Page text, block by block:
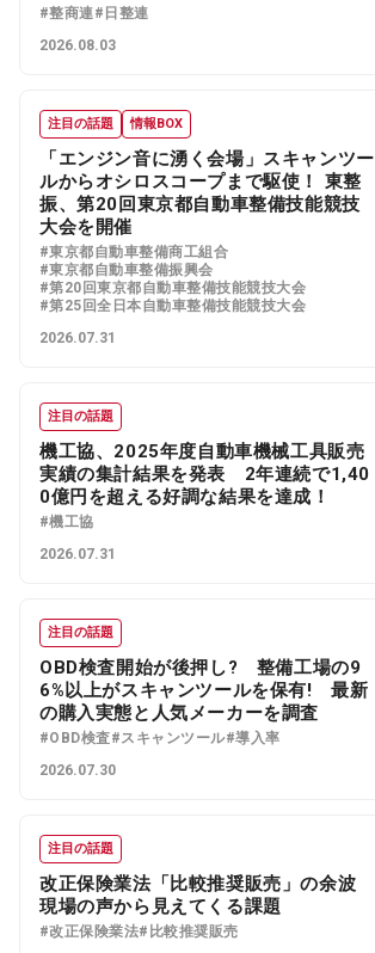
#整商連#日整連
2026.08.03
注目の話題 情報BOX
「エンジン音に湧く会場」スキャンツー
ルからオシロスコープまで駆使！ 東整
振、第20回東京都自動車整備技能競技
大会を開催
#東京都自動車整備商工組合
#東京都自動車整備振興会
#第20回東京都自動車整備技能競技大会
#第25回全日本自動車整備技能競技大会
2026.07.31
注目の話題
機工協、2025年度自動車機械工具販売
実績の集計結果を発表 2年連続で1,40
0億円を超える好調な結果を達成！
#機工協
2026.07.31
注目の話題
OBD検査開始が後押し? 整備工場の9
6%以上がスキャンツールを保有! 最新
の購入実態と人気メーカーを調査
#OBD検査#スキャンツール#導入率
2026.07.30
注目の話題
改正保険業法「比較推奨販売」の余波
現場の声から見えてくる課題
#改正保険業法#比較推奨販売